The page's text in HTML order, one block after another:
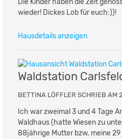
Die Kinder haben die Zeit
wieder! Dickes Lob für euch:))!
Hausdetails anzeigen
Waldstation
BETTINA LÖFFLER SCHRIEB AM
Ich war zweimal 3 und 4 Tage
Waldhaus (hatte Wiesen zu
88jährige Mutter bzw. meine